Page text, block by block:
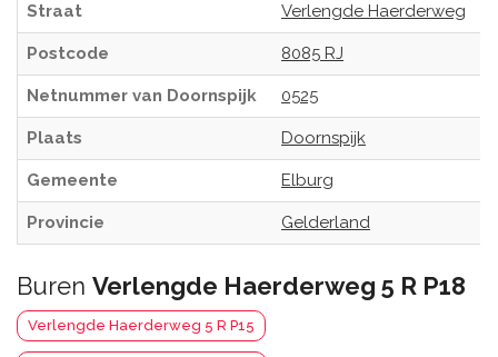
Straat Verlengde Haerderweg
Postcode 8085 RJ
Netnummer van Doornspijk 0525
Plaats Doornspijk
Gemeente Elburg
Provincie Gelderland
Buren Verlengde Haerderweg 5 R P18
Verlengde Haerderweg 5 R P15